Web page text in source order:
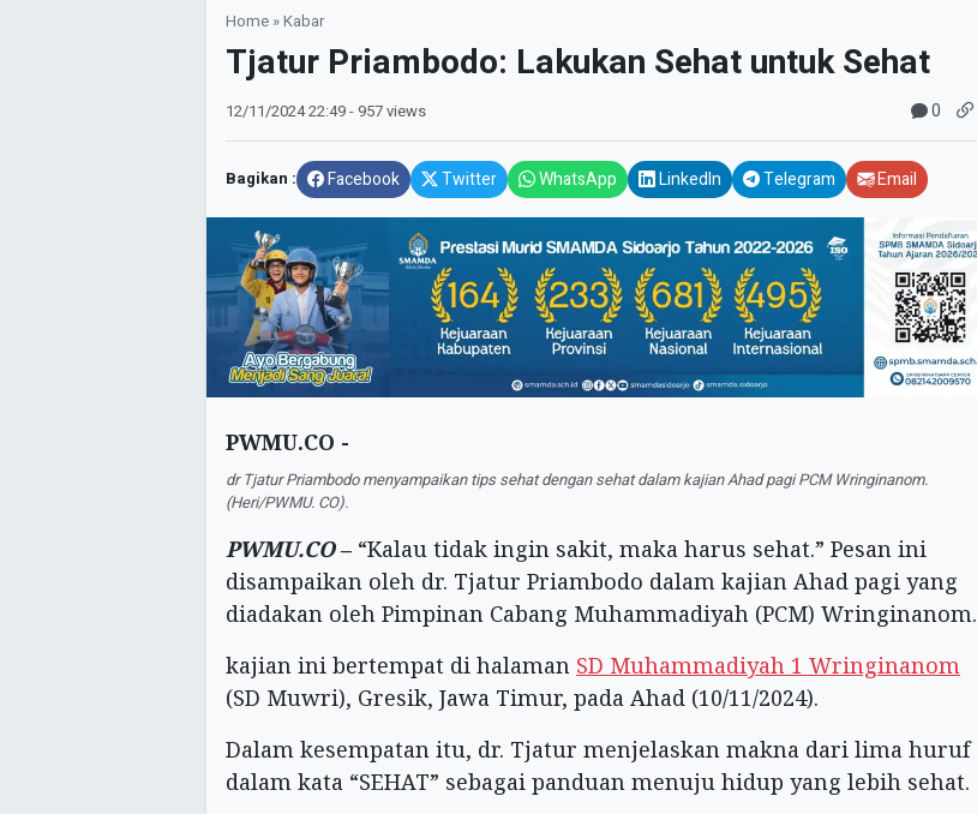
Home »Kabar
Tjatur Priambodo: Lakukan Sehat untuk Sehat
12/11/202422:49- 957 views 0
Bagikan : Facebook Twitter WhatsApp LinkedIn Telegram Email
PWMU.CO -
dr Tjatur Priambodo menyampaikan tips sehat dengan sehat dalam kajian Ahad pagi PCM Wringinanom.
(Heri/PWMU. CO).
PWMU.CO– “Kalau tidak ingin sakit, maka harus sehat.” Pesan ini
disampaikan oleh dr. Tjatur Priambodo dalam kajian Ahad pagi yang
diadakan oleh Pimpinan Cabang Muhammadiyah (PCM) Wringinanom.
kajian ini bertempat di halaman SD Muhammadiyah 1 Wringinanom
(SD Muwri), Gresik, Jawa Timur, pada Ahad (10/11/2024).
Dalam kesempatan itu, dr. Tjatur menjelaskan makna dari lima huruf
dalam kata “SEHAT” sebagai panduan menuju hidup yang lebih sehat.